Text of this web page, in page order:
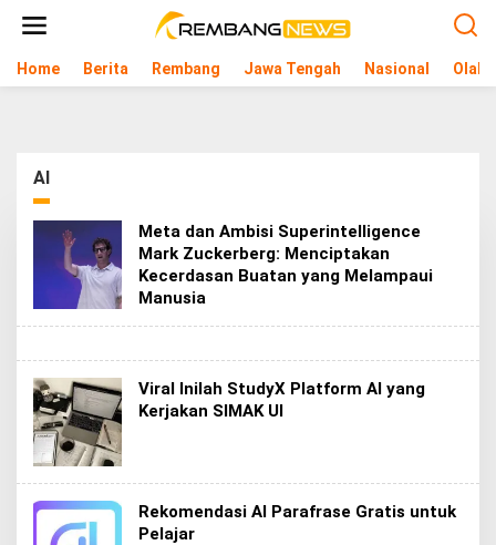
t
Home Berita Rembang Jawa Tengah Nasional
AI
Meta dan Ambisi Superintelligence
Mark Zuckerberg: Menciptakan
Kecerdasan Buatan yang Melampaui
Manusia
Viral Inilah StudyX Platform AI yang
Kerjakan SIMAK UI
Rekomendasi AI Parafrase Gratis untuk
Pelajar